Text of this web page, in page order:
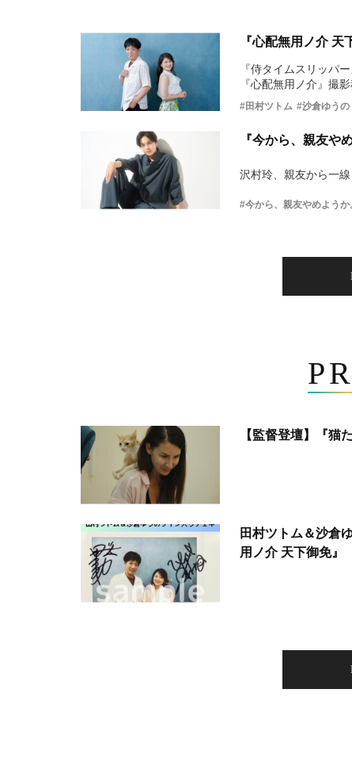
『心配無用ノ介
『侍タイムスリッパ
『心配無用ノ介』撮
#田村ツトム #沙倉ゆうの
『今から、親友や
沢村玲、親友から一
#今から、親友やめようか
【監督登壇】『猫
田村ツトム＆沙倉
用ノ介 天下御免』